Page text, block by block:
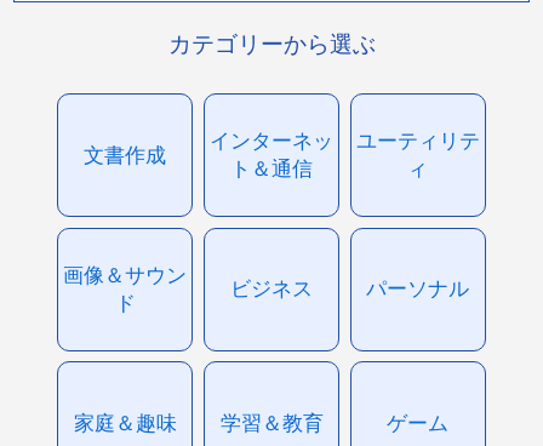
カテゴリーから選ぶ
文書作成
インターネッ
ト＆通信
ユーティリテ
ィ
画像＆サウン
ド
ビジネス パーソナル
家庭＆趣味 学習＆教育 ゲーム